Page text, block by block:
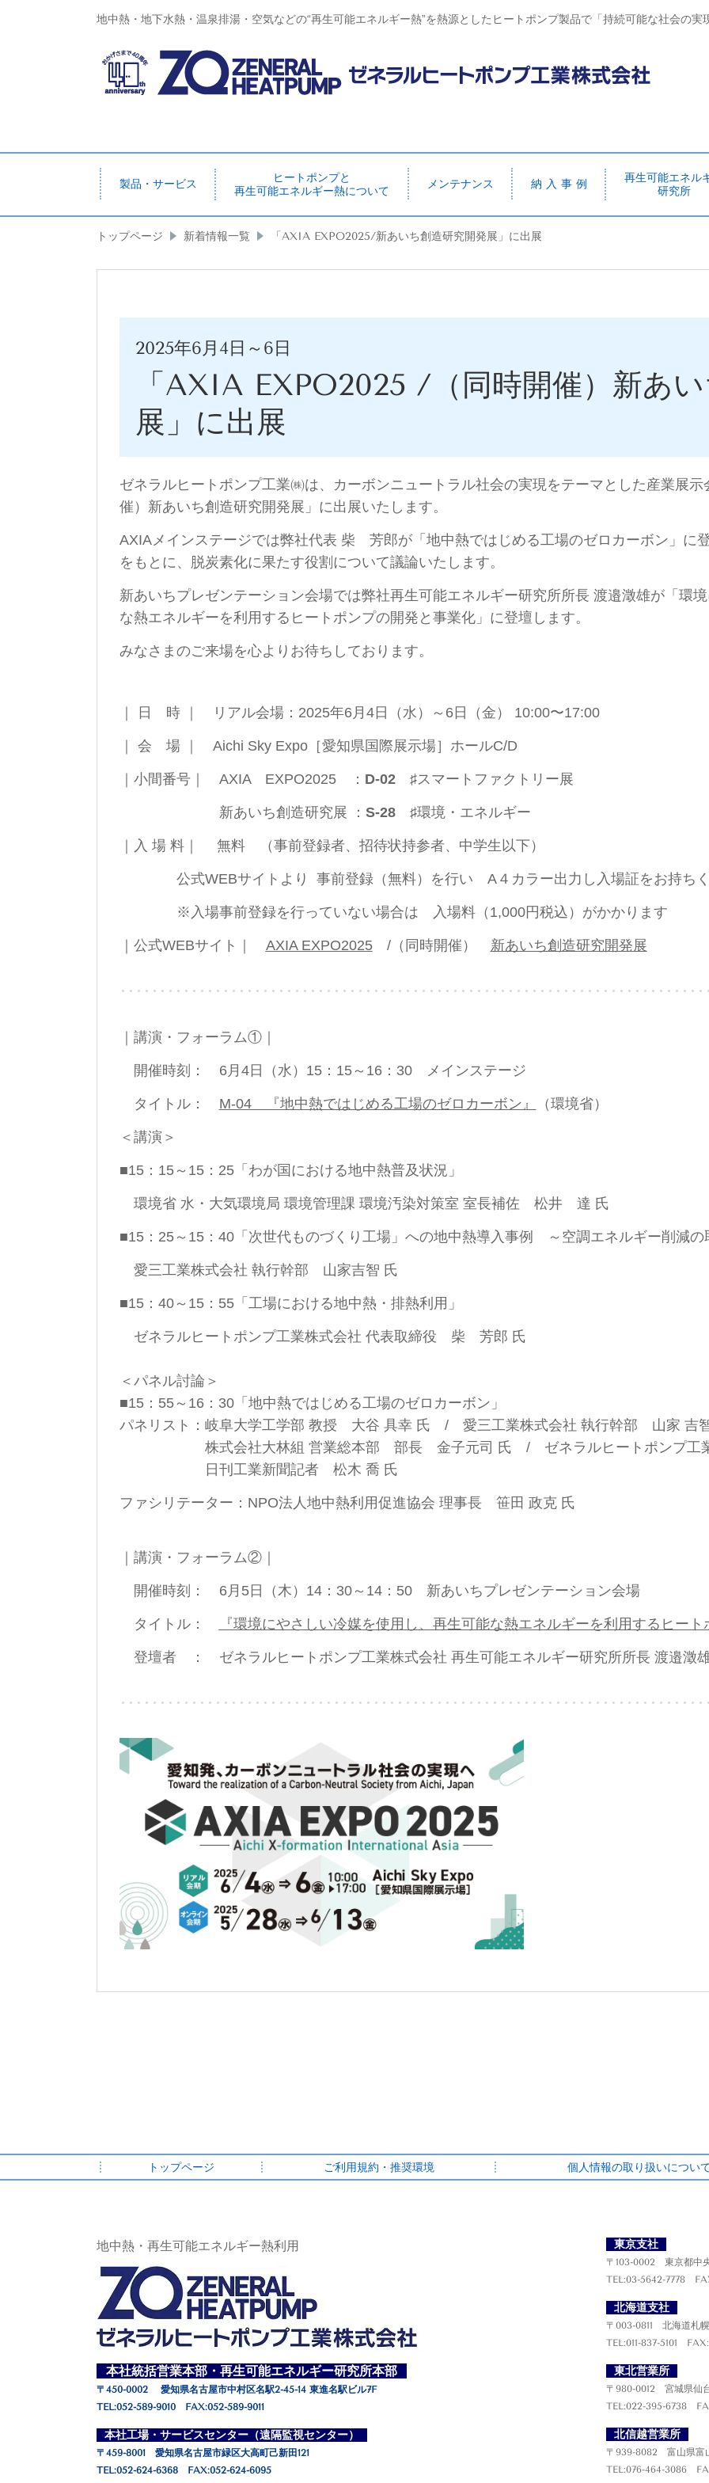
地中熱・地下水熱・温泉排湯・空気などの“再生可能エネルギー熱”を熱源としたヒートポンプ製品で「持続可能な社会の実
製品・サービス
ヒートポンプと
再生可能エネルギー熱について
メンテナンス 納 入 事 例
再生可能エネル
研究所
トップページ 新着情報一覧 「AXIA EXPO2025/新あいち創造研究開発展」に出展
2025年6月4日～6日
「AXIA EXPO2025 /（同時開催）新あ
展」に出展
ゼネラルヒートポンプ工業㈱は、カーボンニュートラル社会の実現をテーマとした産業
催）新あいち創造研究開発展」に出展いたします。
AXIAメインステージでは弊社代表 柴 芳郎が「地中熱ではじめる工場のゼロカーボン」に
をもとに、脱炭素化に果たす役割について議論いたします。
新あいちプレゼンテーション会場では弊社再生可能エネルギー研究所所長 渡邉澂雄が「環
な熱エネルギーを利用するヒートポンプの開発と事業化」に登壇します。
みなさまのご来場を心よりお待ちしております。
｜ 日 時 ｜ リアル会場：2025年6月4日（水）～6日（金） 10:00〜17:00
｜ 会 場 ｜ Aichi Sky Expo［愛知県国際展示場］ホールC/D
｜小間番号｜ AXIA EXPO2025 ： D-02♯スマートファクトリー展
新あいち創造研究展 ： S-28♯環境・エネルギー
｜入 場 料｜ 無料 （事前登録者、招待状持参者、中学生以下）
公式WEBサイトより 事前登録（無料）を行い A４カラー出力し入場証をお持ちく
※入場事前登録を行っていない場合は 入場料（1,000円税込）がかかります
｜公式WEBサイト｜ AXIA EXPO2025/（同時開催） 新あいち創造研究開発展
｜講演・フォーラム①｜
開催時刻： 6月4日（水）15：15～16：30 メインステージ
タイトル： M-04 『地中熱ではじめる工場のゼロカーボン』 （環境省）
＜講演＞
■15：15～15：25「わが国における地中熱普及状況」
環境省 水・大気環境局 環境管理課 環境汚染対策室 室長補佐 松井 達 氏
■15：25～15：40「次世代ものづくり工場」への地中熱導入事例 ～空調エネルギー削減の
愛三工業株式会社 執行幹部 山家吉智 氏
■15：40～15：55「工場における地中熱・排熱利用」
ゼネラルヒートポンプ工業株式会社 代表取締役 柴 芳郎 氏
＜パネル討論＞
■15：55～16：30「地中熱ではじめる工場のゼロカーボン」
パネリスト：岐阜大学工学部 教授 大谷 具幸 氏 / 愛三工業株式会社 執行幹部 山家 吉
株式会社大林組 営業総本部 部長 金子元司 氏 / ゼネラルヒートポンプ工業
日刊工業新聞記者 松木 喬 氏
ファシリテーター：NPO法人地中熱利用促進協会 理事長 笹田 政克 氏
｜講演・フォーラム②｜
開催時刻： 6月5日（木）14：30～14：50 新あいちプレゼンテーション会場
タイトル： 『環境にやさしい冷媒を使用し、再生可能な熱エネルギーを利用するヒー
登壇者 ： ゼネラルヒートポンプ工業株式会社 再生可能エネルギー研究所所長 渡邉澂
トップページ ご利用規約・推奨環境 個人情報の取り扱いについ
地中熱・再生可能エネルギー熱利用
本社統括営業本部・再生可能エネルギー研究所本部
〒450-0002 愛知県名古屋市中村区名駅2-45-14 東進名駅ビル7F
TEL:052-589-9010 FAX:052-589-9011
本社工場・サービスセンター（遠隔監視センター）
〒459-8001 愛知県名古屋市緑区大高町己新田121
TEL:052-624-6368 FAX:052-624-6095
東京支社
〒103-0002 東京都中
TEL:03-5642-7778
北海道支社
〒003-0811 北海道札
TEL:011-837-5101
東北営業所
〒980-0012 宮城県仙
TEL:022-395-6738
北信越営業所
〒939-8082 富山県富
TEL:076-464-3086